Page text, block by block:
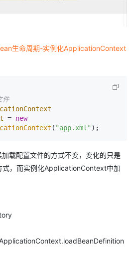
生命周期-实例化ApplicationContext
件
= new
( "app.xml"
载配置文件的方式不变，变化的只是
式，而实例化ApplicationContext中加